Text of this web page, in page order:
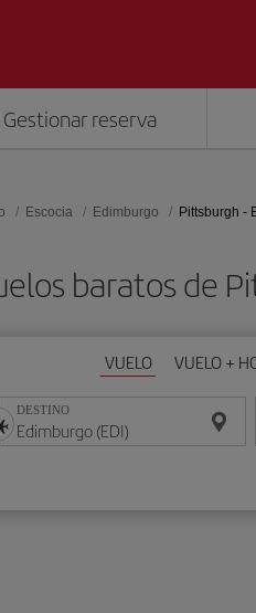
Gestionar reserva
Escocia Edimburgo Pittsburgh -
baratos de
VUELO VUELO +
DESTINO